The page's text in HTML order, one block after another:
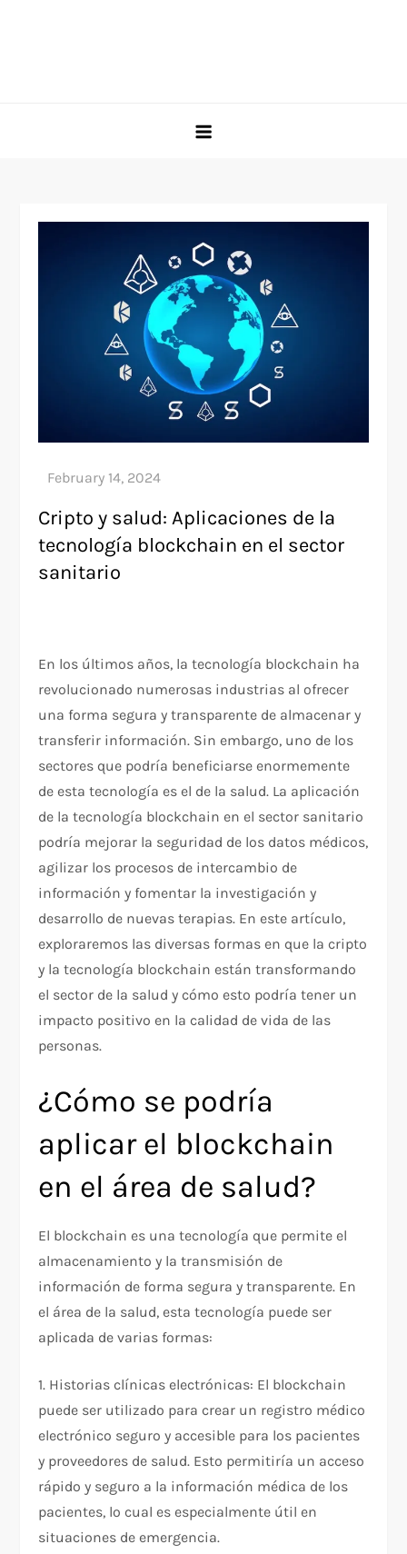
Cripto y salud: Aplicaciones de la
tecnología blockchain en el sector
sanitario
En los últimos años, la tecnología blockchain ha
revolucionado numerosas industrias al ofrecer
una forma segura y transparente de almacenar y
transferir información. Sin embargo, uno de los
sectores que podría beneficiarse enormemente
de esta tecnología es el de la salud. La aplicación
de la tecnología blockchain en el sector sanitario
podría mejorar la seguridad de los datos médicos,
agilizar los procesos de intercambio de
información y fomentar la investigación y
desarrollo de nuevas terapias. En este artículo,
exploraremos las diversas formas en que la cripto
y la tecnología blockchain están transformando
el sector de la salud y cómo esto podría tener un
impacto positivo en la calidad de vida de las
personas.
¿Cómo se podría
aplicar el blockchain
en el área de salud?
El blockchain es una tecnología que permite el
almacenamiento y la transmisión de
información de forma segura y transparente. En
el área de la salud, esta tecnología puede ser
aplicada de varias formas:
1. Historias clínicas electrónicas: El blockchain
puede ser utilizado para crear un registro médico
electrónico seguro y accesible para los pacientes
y proveedores de salud. Esto permitiría un acceso
rápido y seguro a la información médica de los
pacientes, lo cual es especialmente útil en
situaciones de emergencia.